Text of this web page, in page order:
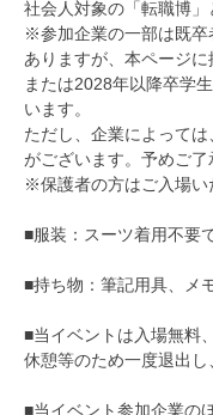
社会人対象の「転職博」
※参加企業の一部は既卒
ありますが、本ページ
または2028年以降卒学
います。
ただし、企業によって
がございます。予めご了
※保護者の方はご入場い
■服装：スーツ着用不要
■持ち物：筆記用具、メ
■当イベントは入場無料
休憩等のため一度退出し
■当イベント参加企業の